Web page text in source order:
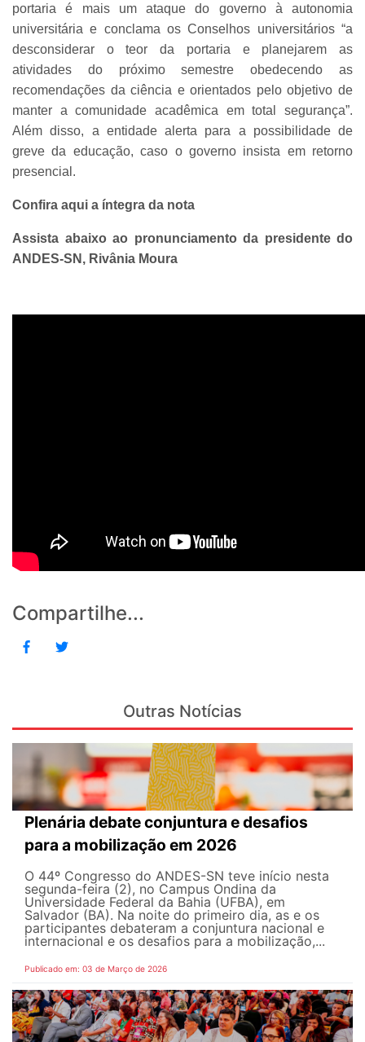
portaria é mais um ataque do governo à autonomia
universitária e conclama os Conselhos universitários “a
desconsiderar o teor da portaria e planejarem as
atividades do próximo semestre obedecendo as
recomendações da ciência e orientados pelo objetivo de
manter a comunidade acadêmica em total segurança”.
Além disso, a entidade alerta para a possibilidade de
greve da educação, caso o governo insista em retorno
presencial.
Confira aqui a íntegra da nota
Assista abaixo ao pronunciamento da presidente do
ANDES-SN, Rivânia Moura
Compartilhe...
Outras Notícias
Plenária debate conjuntura e desafios
para a mobilização em 2026
O 44º Congresso do ANDES-SN teve início nesta
segunda-feira (2), no Campus Ondina da
Universidade Federal da Bahia (UFBA), em
Salvador (BA). Na noite do primeiro dia, as e os
participantes debateram a conjuntura nacional e
internacional e os desafios para a mobilização,...
Publicado em: 03 de Março de 2026